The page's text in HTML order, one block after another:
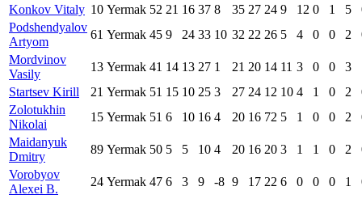
Konkov Vitaly 10 Yermak 52 21 16 37 8 35 27 24 9 12 0 1 5
Podshendyalov
Artyom
61 Yermak 45 9 24 33 10 32 22 26 5 4 0 0 2
Mordvinov
Vasily
13 Yermak 41 14 13 27 1 21 20 14 11 3 0 0 3
Startsev Kirill
21 Yermak 51 15 10 25 3 27 24 12 10 4 1 0 2
Zolotukhin
Nikolai
15 Yermak 51 6 10 16 4 20 16 72 5 1 0 0 2
Maidanyuk
Dmitry
89 Yermak 50 5 5 10 4 20 16 20 3 1 1 0 2
Vorobyov
Alexei B.
24 Yermak 47 6 3 9 -8 9 17 22 6 0 0 0 1